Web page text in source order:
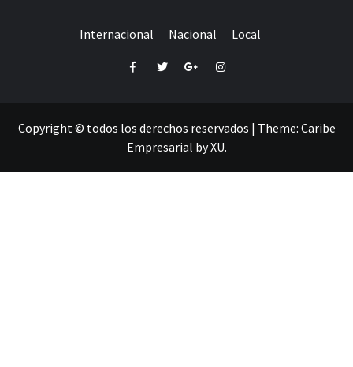
Internacional Nacional Local
FacebookTwitterGoogle+Instagram
Copyright © todos los derechos reservados | Theme: Caribe
Empresarial byXU.